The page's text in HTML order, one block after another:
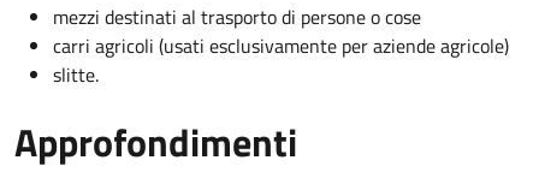
mezzi destinati al trasporto di persone o cose
carri agricoli (usati esclusivamente per aziende agricole)
slitte.
Approfondimenti